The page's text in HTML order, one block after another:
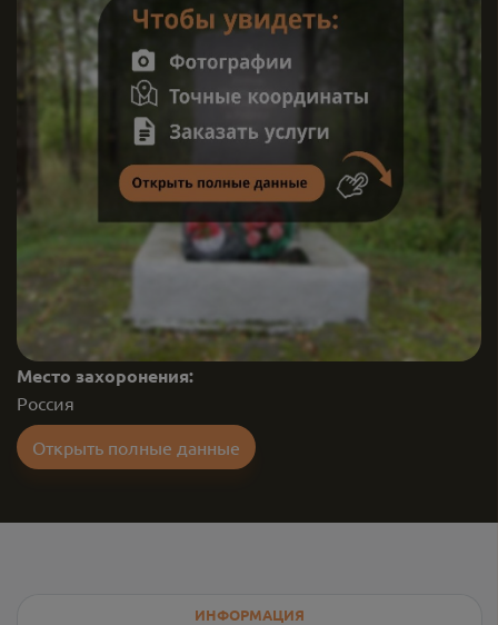
Место захоронения:
Россия
Открыть полные данные
ИНФОРМАЦИЯ